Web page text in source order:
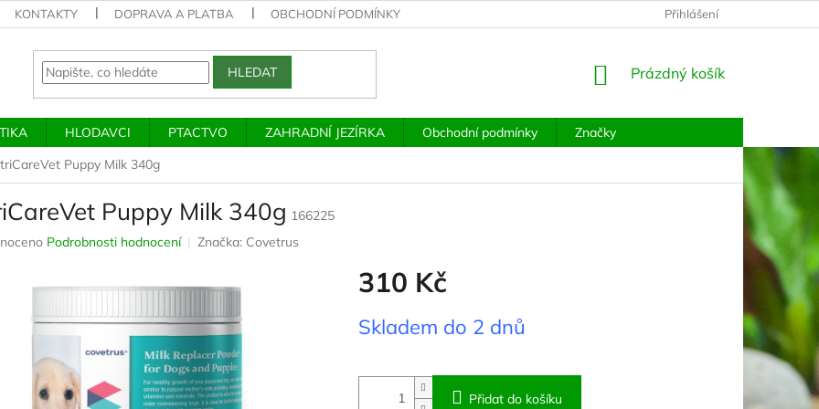
KONTAKTY DOPRAVA A PLATBA OBCHODNÍ PODMÍNKY PODMÍNKY OCHRANY OSOBNÍCH ÚDAJŮ MOJE OBJEDNÁVKA
Přihlášení
HLEDAT
NÁKUPNÍ
Prázdný košík
HLODAVCI PTACTVO ZAHRADNÍ JEZÍRKA Obchodní podmínky
Značky
Puppy Milk 340g
Puppy Milk 340g 166225
Podrobnosti hodnocení Značka: Covetrus
310 Kč
cena:
Skladem do 2 dnů
Přidat do košíku